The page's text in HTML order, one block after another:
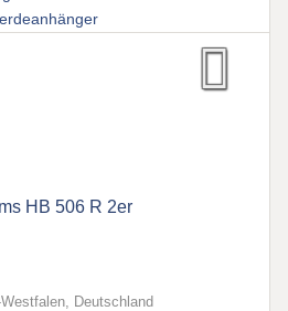
HB 506 R 2er
Deutschland